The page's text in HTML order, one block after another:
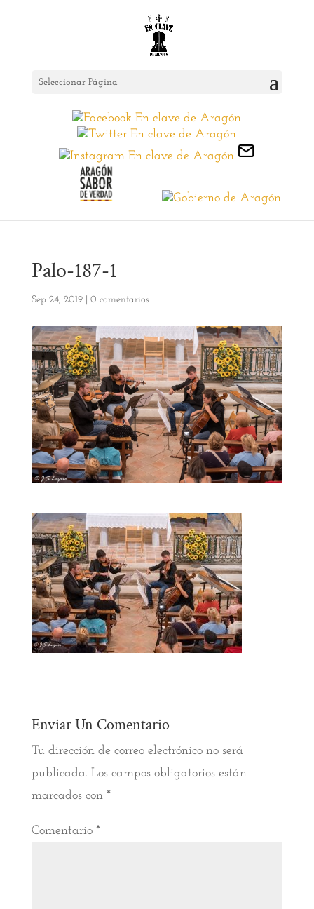
Seleccionar Página
Palo-187-1
Sep 24, 2019| 0 comentarios
Enviar Un Comentario
Tu dirección de correo electrónico no será
publicada. Los campos obligatorios están
marcados con *
Comentario *